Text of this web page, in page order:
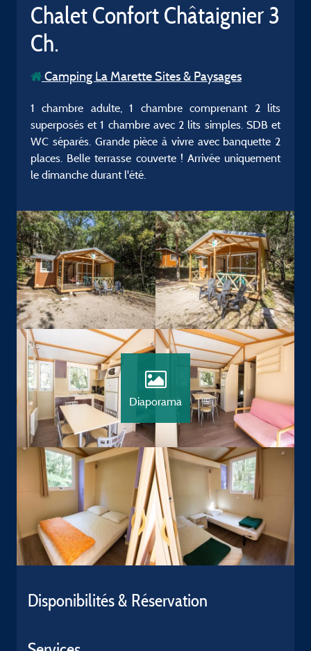
Chalet Confort Châtaignier 3
Ch.
Camping La Marette Sites & Paysages
1 chambre adulte, 1 chambre comprenant 2 lits
superposés et 1 chambre avec 2 lits simples. SDB et
WC séparés. Grande pièce à vivre avec banquette 2
places. Belle terrasse couverte ! Arrivée uniquement
le dimanche durant l'été.
Diaporama
Disponibilités & Réservation